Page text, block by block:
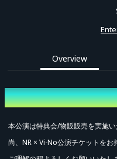
Overview
Overview
本公演は特典会/物販販売を実施い
尚、NR × Vi-No公演チケットをお